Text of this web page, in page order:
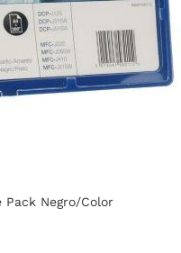
Negro/Color